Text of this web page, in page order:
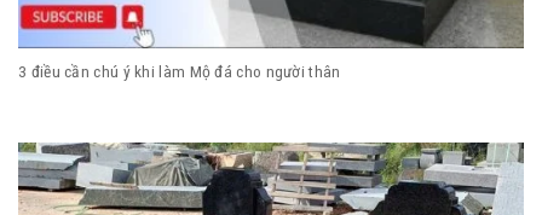
3 điều cần chú ý khi làm Mộ đá cho người thân